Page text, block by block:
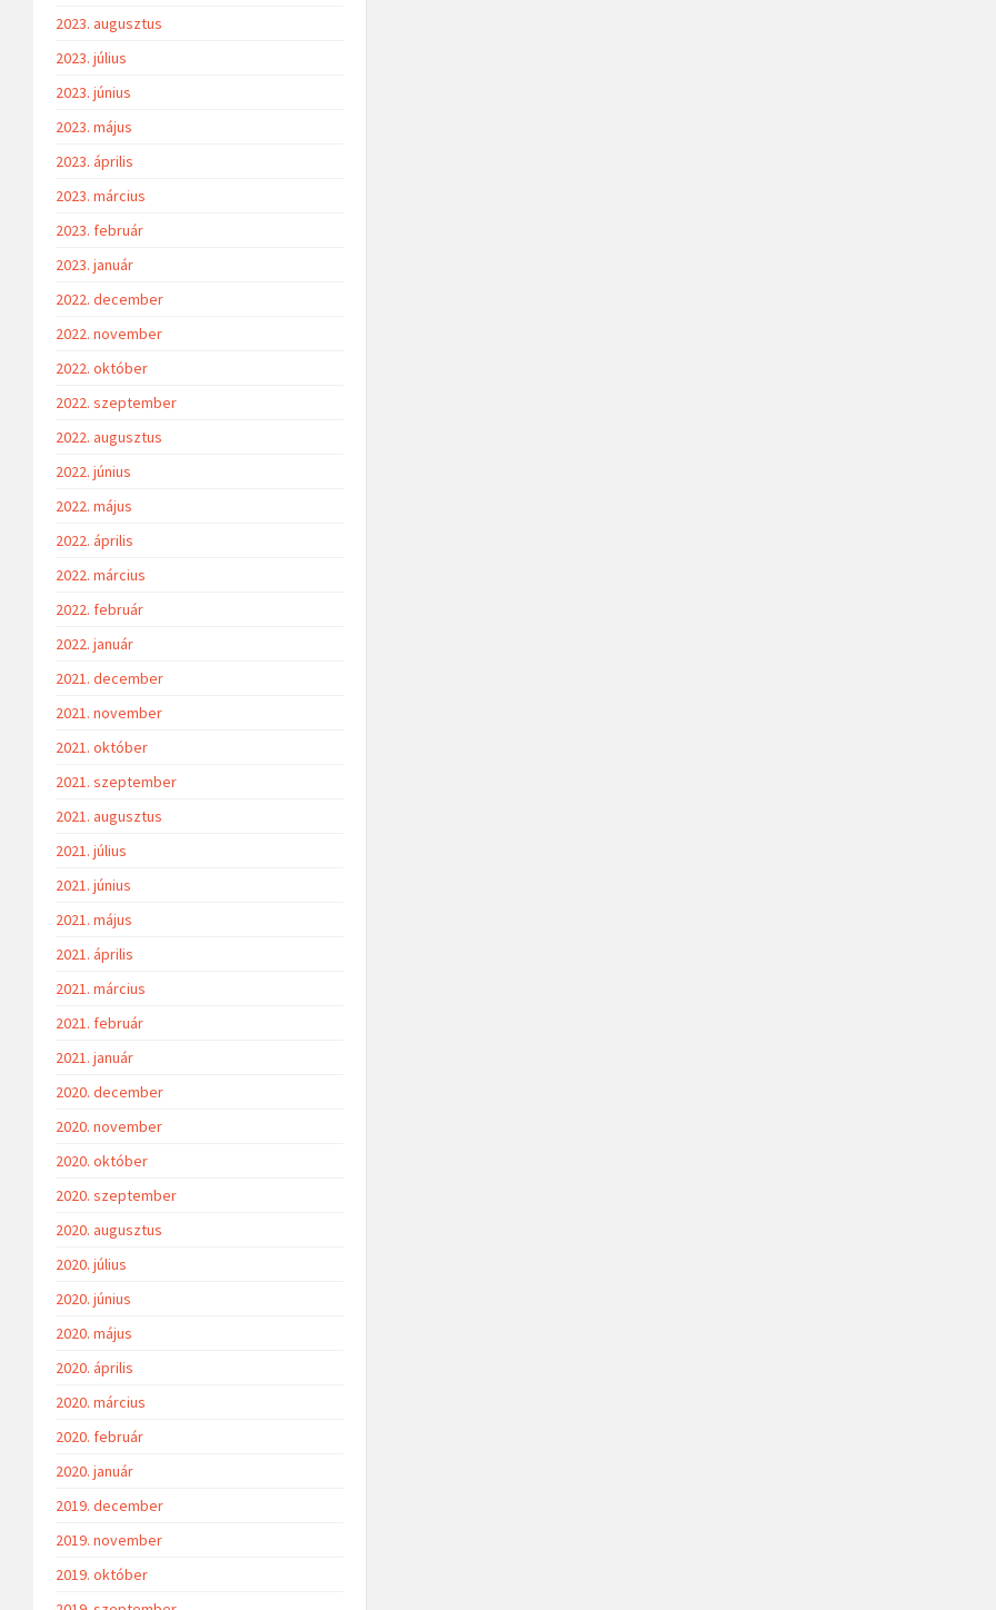
2023. augusztus
2023. július
2023. június
2023. május
2023. április
2023. március
2023. február
2023. január
2022. december
2022. november
2022. október
2022. szeptember
2022. augusztus
2022. június
2022. május
2022. április
2022. március
2022. február
2022. január
2021. december
2021. november
2021. október
2021. szeptember
2021. augusztus
2021. július
2021. június
2021. május
2021. április
2021. március
2021. február
2021. január
2020. december
2020. november
2020. október
2020. szeptember
2020. augusztus
2020. július
2020. június
2020. május
2020. április
2020. március
2020. február
2020. január
2019. december
2019. november
2019. október